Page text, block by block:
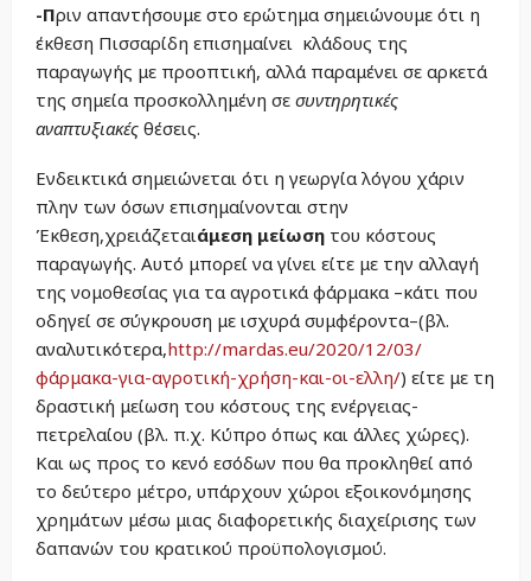
-Πριν απαντήσουμε στο ερώτημα σημειώνουμε ότι η
έκθεση Πισσαρίδη επισημαίνει κλάδους της
παραγωγής με προοπτική, αλλά παραμένει σε αρκετά
της σημεία προσκολλημένη σε συντηρητικές
αναπτυξιακές θέσεις.
Ενδεικτικά σημειώνεται ότι η γεωργία λόγου χάριν
πλην των όσων επισημαίνονται στην
Έκθεση,χρειάζεταιάμεση μείωση του κόστους
παραγωγής. Αυτό μπορεί να γίνει είτε με την αλλαγή
της νομοθεσίας για τα αγροτικά φάρμακα –κάτι που
οδηγεί σε σύγκρουση με ισχυρά συμφέροντα–(βλ.
αναλυτικότερα,http://mardas.eu/2020/12/03/
φάρμακα-για-αγροτική-χρήση-και-οι-ελλη/) είτε με τη
δραστική μείωση του κόστους της ενέργειας-
πετρελαίου (βλ. π.χ. Κύπρο όπως και άλλες χώρες).
Και ως προς το κενό εσόδων που θα προκληθεί από
το δεύτερο μέτρο, υπάρχουν χώροι εξοικονόμησης
χρημάτων μέσω μιας διαφορετικής διαχείρισης των
δαπανών του κρατικού προϋπολογισμού.